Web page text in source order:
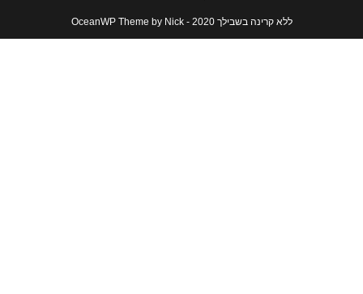
ללא קרינה בשבילך 2020 - OceanWP Theme by Nick